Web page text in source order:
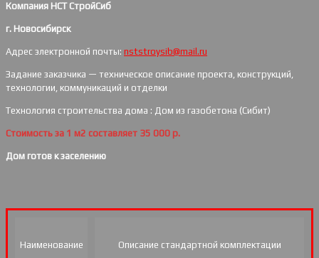
Компания НСТ СтройСиб
г. Новосибирск
Адрес электронной почты: nststroysib@mail.ru
Задание заказчика — техническое описание проекта, конструкций,
технологии, коммуникаций и отделки
Технология строительства дома : Дом из газобетона (Сибит)
Стоимость за 1 м2 составляет 35 000 р.
Дом готов к заселению
Наименование Описание стандартной комплектации